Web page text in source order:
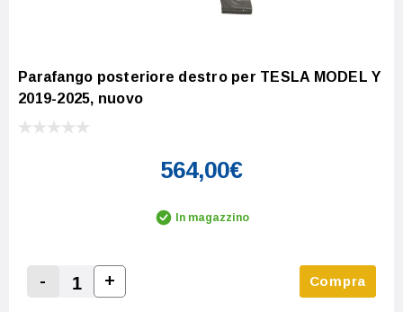
Parafango posteriore destro per TESLA MODEL Y
2019-2025, nuovo
564,00€
In magazzino
Decrease Quantity:
-
Increase Quantity:
+ Compra